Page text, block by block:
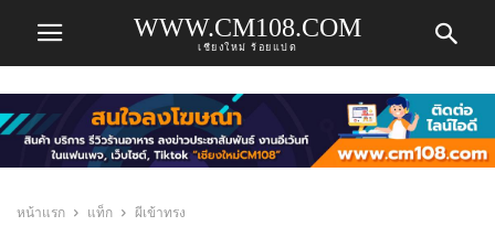
WWW.CM108.COM
เชียงใหม่ ร้อยแปด
หน้าแรก แท็ก ผีเข้าทรง